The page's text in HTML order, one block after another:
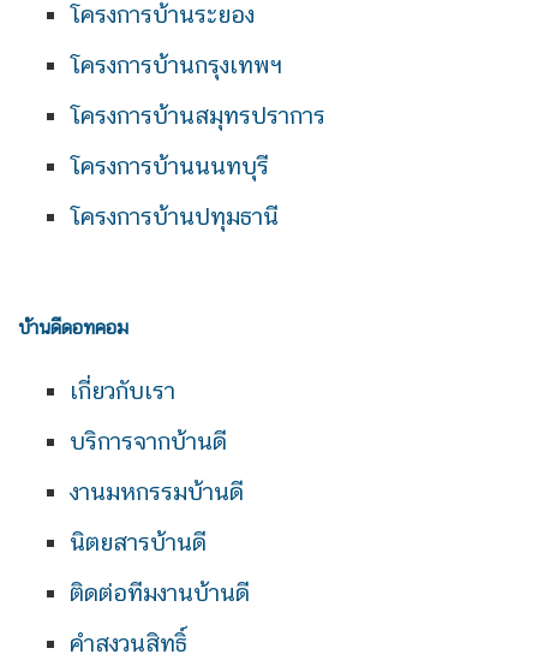
โครงการบ้านระยอง
โครงการบ้านกรุงเทพฯ
โครงการบ้านสมุทรปราการ
โครงการบ้านนนทบุรี
โครงการบ้านปทุมธานี
บ้านดีดอทคอม
เกี่ยวกับเรา
บริการจากบ้านดี
งานมหกรรมบ้านดี
นิตยสารบ้านดี
ติดต่อทีมงานบ้านดี
คำสงวนสิทธิ์